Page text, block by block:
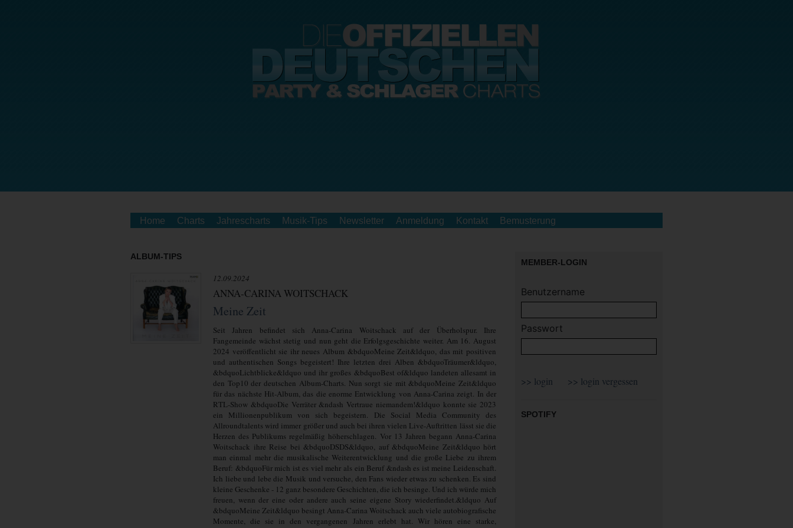
Home Charts Jahrescharts Musik-Tips Newsletter Anmeldung Kontakt Bemusterung
ALBUM-TIPS
12.09.2024
ANNA-CARINA WOITSCHACK
Meine Zeit
Seit Jahren befindet sich Anna-Carina Woitschack auf der Überholspur. Ihre
Fangemeinde wächst stetig und nun geht die Erfolgsgeschichte weiter. Am 16. August
2024 veröffentlicht sie ihr neues Album &bdquoMeine Zeit&ldquo, das mit positiven
und authentischen Songs begeistert! Ihre letzten drei Alben &bdquoTräumer&ldquo,
&bdquoLichtblicke&ldquo und ihr großes &bdquoBest of&ldquo landeten allesamt in
den Top10 der deutschen Album-Charts. Nun sorgt sie mit &bdquoMeine Zeit&ldquo
für das nächste Hit-Album, das die enorme Entwicklung von Anna-Carina zeigt. In der
RTL-Show &bdquoDie Verräter &ndash Vertraue niemandem!&ldquo konnte sie 2023
ein Millionenpublikum von sich begeistern. Die Social Media Community des
Allroundtalents wird immer größer und auch bei ihren vielen Live-Auftritten lässt sie die
Herzen des Publikums regelmäßig höherschlagen. Vor 13 Jahren begann Anna-Carina
Woitschack ihre Reise bei &bdquoDSDS&ldquo, auf &bdquoMeine Zeit&ldquo hört
man einmal mehr die musikalische Weiterentwicklung und die große Liebe zu ihrem
Beruf: &bdquoFür mich ist es viel mehr als ein Beruf &ndash es ist meine Leidenschaft.
Ich liebe und lebe die Musik und versuche, den Fans wieder etwas zu schenken. Es sind
kleine Geschenke - 12 ganz besondere Geschichten, die ich besinge. Und ich würde mich
freuen, wenn der eine oder andere auch seine eigene Story wiederfindet.&ldquo Auf
&bdquoMeine Zeit&ldquo besingt Anna-Carina Woitschack auch viele autobiografische
Momente, die sie in den vergangenen Jahren erlebt hat. Wir hören eine starke,
MEMBER-LOGIN
Benutzername
Passwort
SPOTIFY